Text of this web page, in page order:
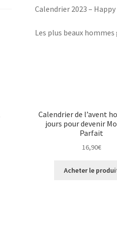
Calendrier 2023 –
Les plus beaux
Calendrier de l’avent
jours pour devenir
Parfait
16,90€
Acheter le